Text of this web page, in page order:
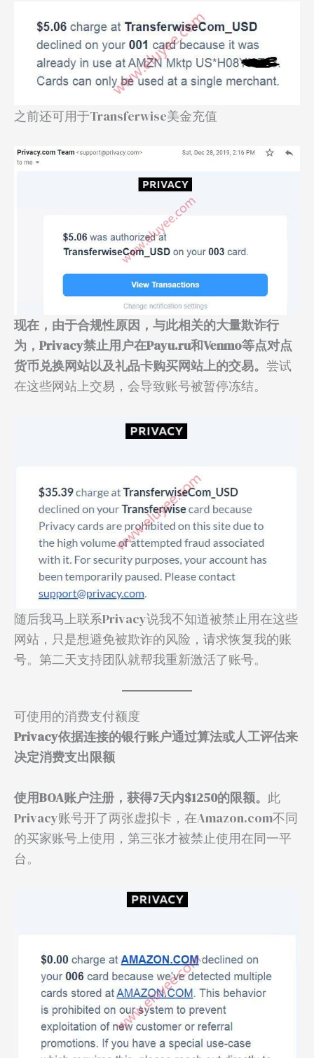
之前还可用于Transferwise美金充值
现在，由于合规性原因，与此相关的大量欺诈行
为，Privacy禁止用户在Payu.ru和Venmo等点对点
货币兑换网站以及礼品卡购买网站上的交易。 尝试
在这些网站上交易，会导致账号被暂停冻结。
随后我马上联系Privacy说我不知道被禁止用在这些
网站，只是想避免被欺诈的风险，请求恢复我的账
号。第二天支持团队就帮我重新激活了账号。
可使用的消费支付额度
Privacy依据连接的银行账户通过算法或人工评估来
决定消费支出限额
使用BOA账户注册，获得7天内$1250的限额。 此
Privacy账号开了两张虚拟卡，在Amazon.com不同
的买家账号上使用，第三张才被禁止使用在同一平
台。